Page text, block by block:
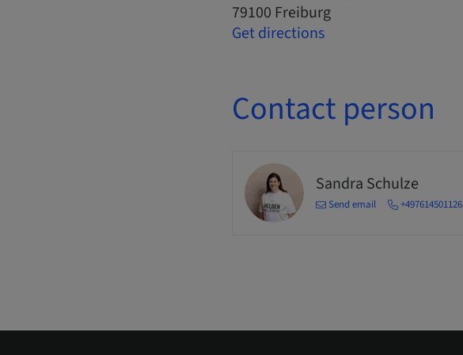
79100 Freiburg
Get directions
Contact person
Sandra Schulze
Send email +497614501126